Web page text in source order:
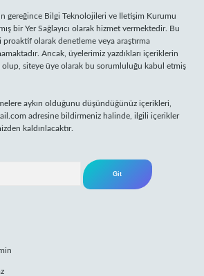
gereğince Bilgi Teknolojileri ve İletişim Kurumu
bir Yer Sağlayıcı olarak hizmet vermektedir. Bu
olarak denetleme veya araştırma
Ancak, üyelerimiz yazdıkları içeriklerin
olup, siteye üye olarak bu sorumluluğu kabul etmiş
aykırı olduğunu düşündüğünüz içerikleri,
adresine bildirmeniz halinde, ilgili içerikler
kaldırılacaktır.